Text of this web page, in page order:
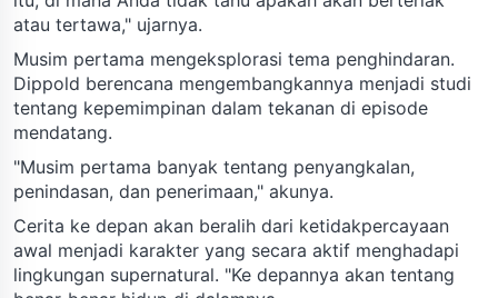
atau tertawa," ujarnya.
Musim pertama mengeksplorasi tema penghindaran.
Dippold berencana mengembangkannya menjadi studi
tentang kepemimpinan dalam tekanan di episode
mendatang.
"Musim pertama banyak tentang penyangkalan,
penindasan, dan penerimaan," akunya.
Cerita ke depan akan beralih dari ketidakpercayaan
awal menjadi karakter yang secara aktif menghadapi
lingkungan supernatural. "Ke depannya akan tentang